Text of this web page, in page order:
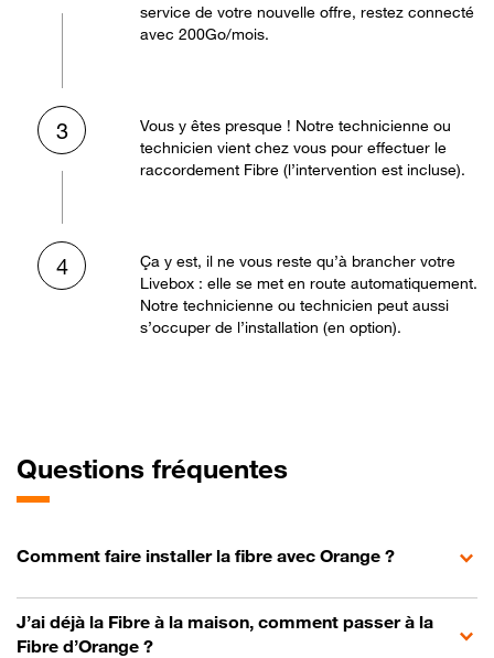
service de votre nouvelle offre, restez connecté
avec 200Go/mois.
3
Vous y êtes presque ! Notre technicienne ou
technicien vient chez vous pour effectuer le
raccordement Fibre (l’intervention est incluse).
4
Ça y est, il ne vous reste qu’à brancher votre
Livebox : elle se met en route automatiquement.
Notre technicienne ou technicien peut aussi
s’occuper de l’installation (en option).
Questions fréquentes
Comment faire installer la fibre avec Orange ?
J’ai déjà la Fibre à la maison, comment passer à la
Fibre d’Orange ?